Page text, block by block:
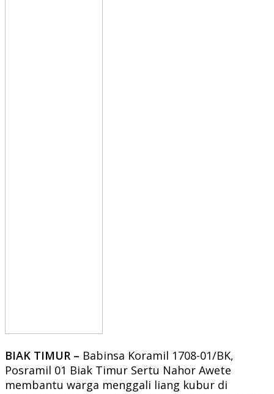
BIAK TIMUR – Babinsa Koramil 1708-01/BK,
Posramil 01 Biak Timur Sertu Nahor Awete
membantu warga menggali liang kubur di